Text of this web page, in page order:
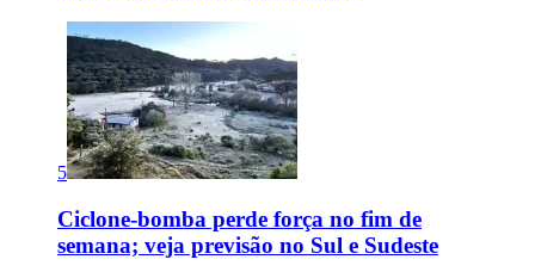
5
Ciclone-bomba perde força no fim de
semana; veja previsão no Sul e Sudeste